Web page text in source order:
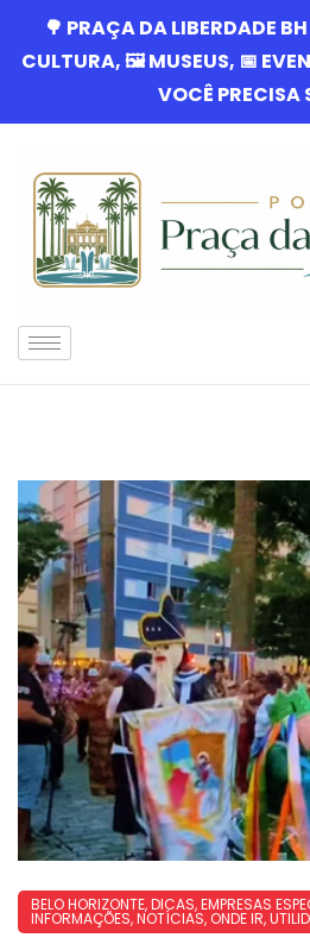
🌳 PRAÇA DA LIBERDADE
CULTURA, 🖼️ MUSEUS, 📅
VOCÊ PRECISA
BELO HORIZONTE,DICAS,EMPRESAS
INFORMAÇÕES,NOTÍCIAS, ONDE IR,